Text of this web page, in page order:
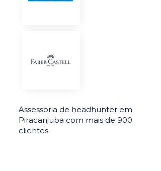
Assessoria de headhunter em
Piracanjuba com mais de 900
clientes.